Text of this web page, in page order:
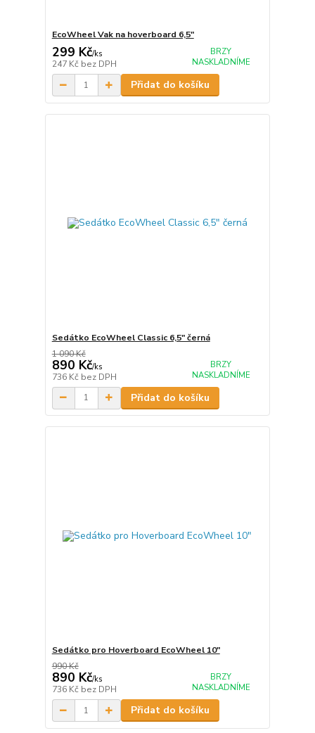
EcoWheel Vak na hoverboard 6,5"
299 Kč/ks
247 Kč bez DPH
BRZY
NASKLADNÍME
Přidat do košíku
Sedátko EcoWheel Classic 6,5" černá
1 090 Kč
890 Kč/ks
736 Kč bez DPH
BRZY
NASKLADNÍME
Přidat do košíku
Sedátko pro Hoverboard EcoWheel 10"
990 Kč
890 Kč/ks
736 Kč bez DPH
BRZY
NASKLADNÍME
Přidat do košíku